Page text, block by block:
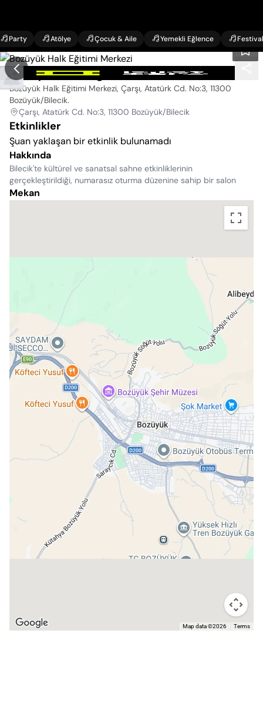
Party Atölye Çocuk & Aile Yemekli Eğlence Festival
Bozüyük Halk Eğitimi Merkezi
Bozüyük Halk Eğitimi Merkezi, Çarşı, Atatürk Cd. No:3, 11300
Bozüyük/Bilecik.
Çarşı, Atatürk Cd. No:3, 11300 Bozüyük/Bilecik
Etkinlikler
Şuan yaklaşan bir etkinlik bulunamadı
Hakkında
Bilecik'te kültürel ve sanatsal sahne etkinliklerinin
gerçekleştirildiği, numarasız oturma düzenine sahip bir salon
Mekan
Map data ©2026 Terms